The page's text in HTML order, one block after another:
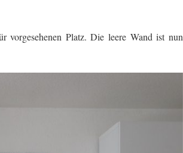
vorgesehenen Platz. Die leere Wand ist nun